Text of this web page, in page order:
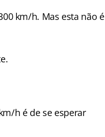
km/h. Mas esta não é
h é de se esperar